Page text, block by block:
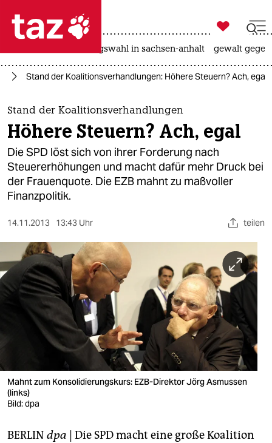
 taz zahl ich
taz zahl ich
themen
politik
öko
gesellschaft
kultur
sport
berlin
nord
wahrheit
verlag
veranstaltungen

taz zahl ich
landtagswahl in sachsen-anhalt gewalt
Stand der Koalitionsverhandlungen: Höhere Steuern? Ach, egal
Stand der Koalitionsverhandlungen
Höhere Steuern? Ach, egal
Die SPD löst sich von ihrer Forderung nach
Steuererhöhungen und macht dafür mehr Druck bei
der Frauenquote. Die EZB mahnt zu maßvoller
Finanzpolitik.
14.11.2013 13:43 Uhr teilen
Mahnt zum Konsolidierungskurs: EZB-Direktor Jörg Asmussen
(links)
Bild: dpa
BERLIN dpa | Die SPD macht eine große Koalition